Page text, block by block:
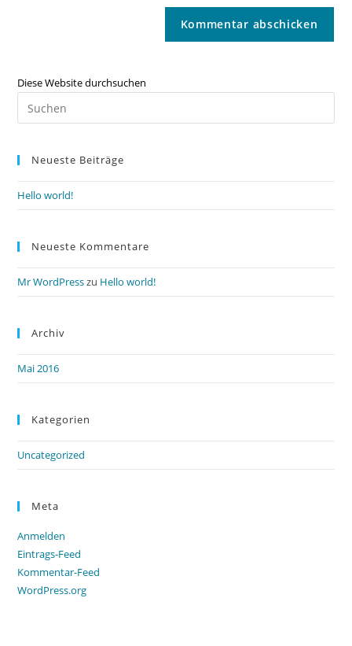
Diese Website durchsuchen
Neueste Beiträge
Hello world!
Neueste Kommentare
Mr WordPresszu Hello world!
Archiv
Mai 2016
Kategorien
Uncategorized
Meta
Anmelden
Eintrags-Feed
Kommentar-Feed
WordPress.org